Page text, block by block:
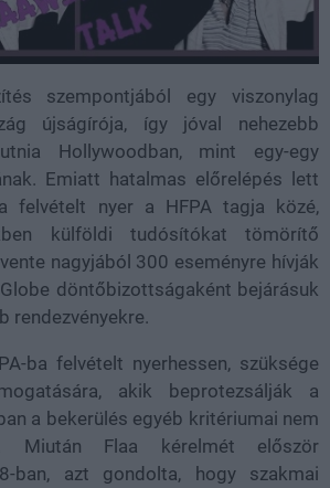
szempontjából egy viszonylag
újságírója, így jóval nehezebb
Hollywoodban, mint egy-egy
Emiatt hatalmas előrelépés lett
felvételt nyer a HFPA tagja közé,
külföldi tudósítókat tömörítő
nagyjából 300 eseményre hívják
döntőbizottságaként bejárásuk
rendezvényekre.
ba felvételt nyerhessen, szüksége
akik beprotezsálják a
a bekerülés egyéb kritériumai nem
Miután Flaa kérelmét először
ban, azt gondolta, hogy szakmai